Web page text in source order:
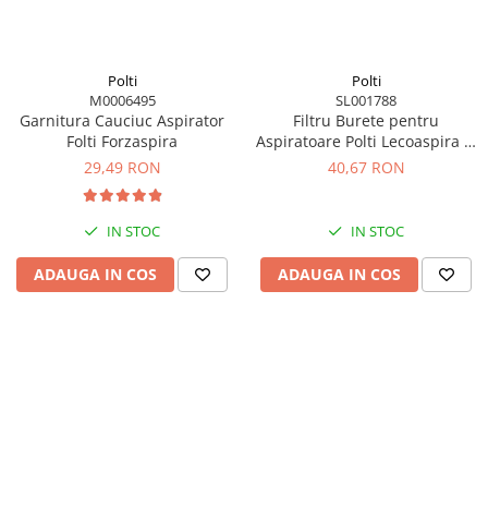
Polti
M0006495
Garnitura Cauciuc Aspirator
Folti Forzaspira
29,49 RON
IN STOC
ADAUGA IN COS
Polti
SL001788
Filtru Burete pentru
Aspiratoare Polti Lecoaspira si
Lecologico
40,67 RON
IN STOC
ADAUGA IN COS